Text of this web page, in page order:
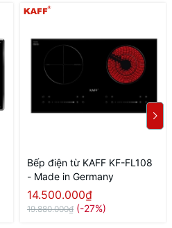
Bếp điện từ KAFF KF-FL108
- Made in Germany
14.500.000₫
19.880.000₫ (-27%)